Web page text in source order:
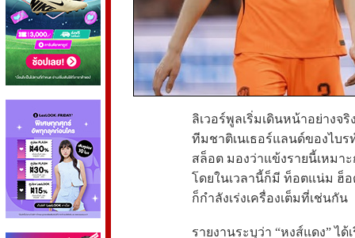
ลิเวอร์พูลเริ่มเดินหน้าอย่างจ
ทีมชาติเนเธอร์แลนด์ของไบ
สล็อต มองว่าแข้งรายนี้เหมา
โดยในเวลานี้ก็มี ท็อตแน่ม ฮ็
ก็กำลังเร่งเครื่องเต็มที่เช่นกัน
รายงานระบุว่า “หงส์แดง” ไ